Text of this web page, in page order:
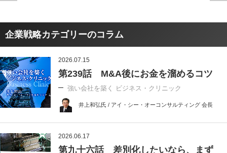
企業戦略カテゴリーのコラム
2026.07.15
第239話 M&A後にお金を溜めるコツ
強い会社を築く ビジネス・クリニック
井上和弘氏 / アイ・シー・オーコンサルティング 会長
2026.06.17
第九十六話 差別化したいなら、まず